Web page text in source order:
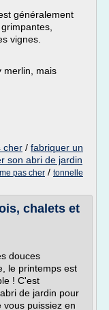
généralement
vignes.
merlin, mais
cher / fabriquer un
son abri de jardin
pas cher / tonnelle
chalets et
douces
le printemps est
! C'est
de jardin pour
vous puissiez en